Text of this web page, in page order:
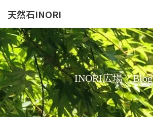
天然石INORI
INORI広場 Blog